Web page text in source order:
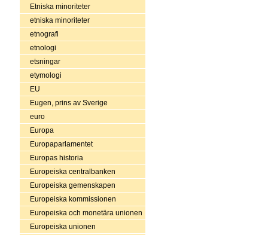
Etniska minoriteter
etniska minoriteter
etnografi
etnologi
etsningar
etymologi
EU
Eugen, prins av Sverige
euro
Europa
Europaparlamentet
Europas historia
Europeiska centralbanken
Europeiska gemenskapen
Europeiska kommissionen
Europeiska och monetära unionen
Europeiska unionen